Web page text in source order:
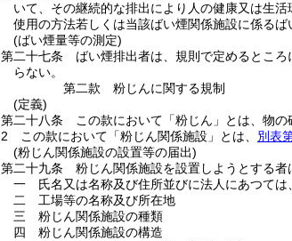
いて、その継続的な排出により人の健康又は生
使用の方法若しくは当該ばい煙関係施設に係る
(ばい煙量等の測定)
第二十七条
ばい煙排出者は、規則で定めるとこ
らない。
第二款
粉じんに関する規制
(定義)
第二十八条
この款において「粉じん」とは、物
2
この款において「粉じん関係施設」とは、 別表
(粉じん関係施設の設置等の届出)
第二十九条
粉じん関係施設を設置しようとする
一
氏名又は名称及び住所並びに法人にあつては
二
工場等の名称及び所在地
三
粉じん関係施設の種類
四
粉じん関係施設の構造